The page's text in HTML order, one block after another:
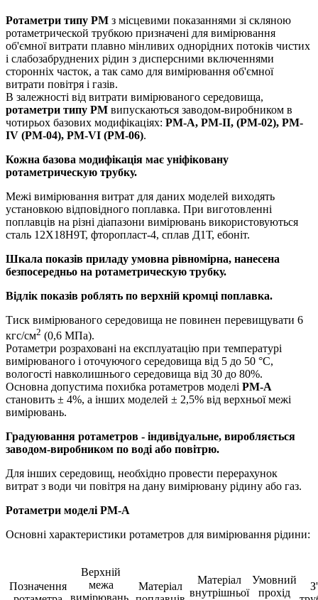
Ротаметри типу РМ з місцевими показаннями зі скляною
ротаметрической трубкою призначені для вимірювання
об'ємної витрати плавно мінливих однорідних потоків чистих
і слабозабруднених рідин з дисперсними включеннями
сторонніх часток, а так само для вимірювання об'ємної
витрати повітря і газів.
В залежності від витрати вимірюваного середовища,
ротаметри типу РМ випускаються заводом-виробником в
чотирьох базових модифікаціях: РМ-А, РМ-II, (РМ-02), РМ-
IV (РМ-04), РМ-VI (РМ-06).
Кожна базова модифікація має уніфіковану
ротаметрическую трубку.
Межі вимірювання витрат для даних моделей виходять
установкою відповідного поплавка. При виготовленні
поплавців на різні діапазони вимірювань використовуються
сталь 12Х18Н9Т, фторопласт-4, сплав Д1Т, ебоніт.
Шкала показів приладу умовна рівномірна, нанесена
безпосередньо на ротаметрическую трубку.
Відлік показів роблять по верхній кромці поплавка.
Тиск вимірюваного середовища не повинен перевищувати 6
кгс/см2 (0,6 МПа).
Ротаметри розраховані на експлуатацію при температурі
вимірюваного і оточуючого середовища від 5 до 50 °С,
вологості навколишнього середовища від 30 до 80%.
Основна допустима похибка ротаметров моделі РМ-А
становить ± 4%, а інших моделей ± 2,5% від верхньої межі
вимірювань.
Градуювання ротаметров - індивідуальне, виробляється
заводом-виробником по воді або повітрю.
Для інших середовищ, необхідно провести перерахунок
витрат з води чи повітря на дану вимірювану рідину або газ.
Ротаметри моделі РМ-А
Основні характеристики ротаметров для вимірювання рідини:
Позначення
Верхній
межа
вимірювань,
Матеріал
Матеріал
внутрішньої
Умовний
прохід